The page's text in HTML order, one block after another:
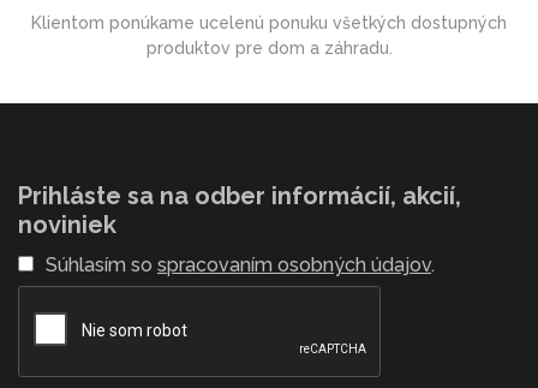
Klientom ponúkame ucelenú ponuku všetkých dostupných
produktov pre dom a záhradu.
Prihláste sa na odber informácií, akcií,
noviniek
Súhlasím so spracovaním osobných údajov.